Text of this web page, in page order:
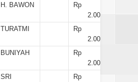
H. BAWON
Rp
2.000
TURATMI
Rp
2.000
BUNIYAH
Rp
2.000
SRI
Rp